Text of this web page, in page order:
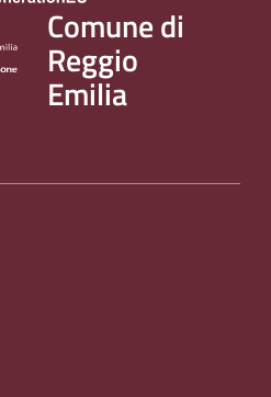
Comune di
Reggio
Emilia